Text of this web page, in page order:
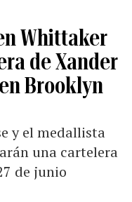
Whittaker
de Xander
Brooklyn
y el medallista
una cartelera
de junio